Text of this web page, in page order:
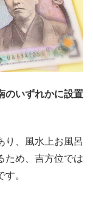
のいずれかに設置
り、風水上お風呂
ため、吉方位では
。